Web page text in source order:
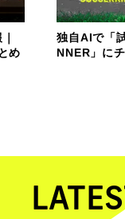
め
独自AIで「
NNER」に